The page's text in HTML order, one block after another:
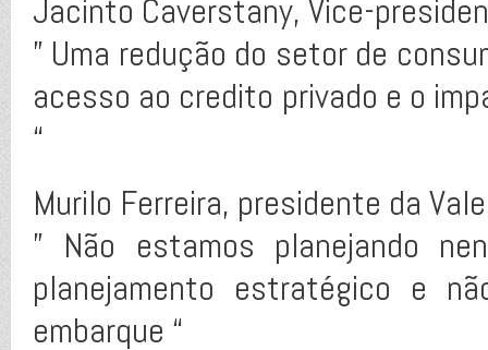
Jacinto Caverstany, Vice-
” Uma redução do setor de
acesso ao credito privado e o
“
Murilo Ferreira, presidente da Vale
” Não estamos planejando
planejamento estratégico e
embarque “